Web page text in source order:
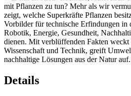
mit Pflanzen zu tun? Mehr als wir
zeigt, welche Superkräfte Pflanzen
Vorbilder für technische Erfindungen in
Robotik, Energie, Gesundheit,
dienen. Mit verblüffenden Fakten
Wissenschaft und Technik, greift
nachhaltige Lösungen aus der Natur
Details